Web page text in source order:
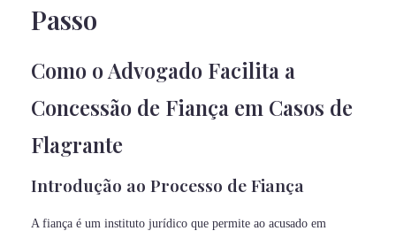
Passo
Como o Advogado Facilita a
Concessão de Fiança em Casos de
Flagrante
Introdução ao Processo de Fiança
A fiança é um instituto jurídico que permite ao acusado em